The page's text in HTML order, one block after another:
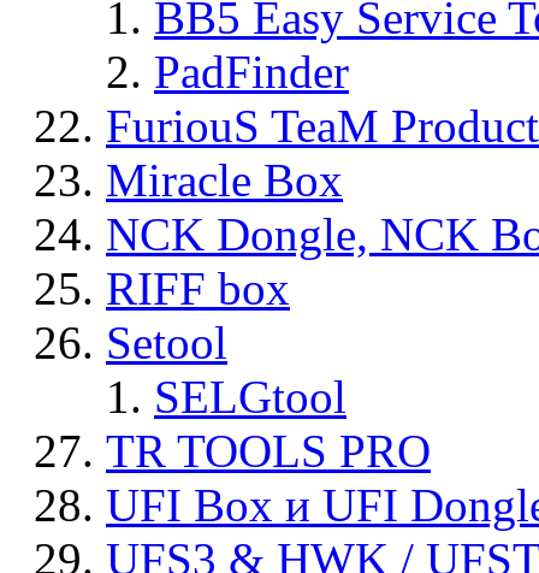
BB5 Easy Service
PadFinder
FuriouS TeaM
Miracle Box
NCK Dongle, NCK
RIFF box
Setool
SELGtool
TR TOOLS PRO
UFI Box и UFI
UFS3 & HWK /